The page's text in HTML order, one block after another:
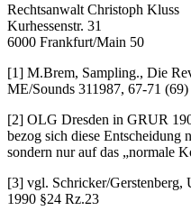
Rechtsanwalt Christoph Kluss
Kurhessenstr. 31
6000 Frankfurt/Main 50
[1] M.Brem, Sampling., Die
ME/Sounds 311987, 67-71 (69)
[2] OLG Dresden in GRUR
bezog sich diese Entscheidung
sondern nur auf das „normale
[3] vgl. Schricker/Gerstenberg,
1990 §24 Rz.23